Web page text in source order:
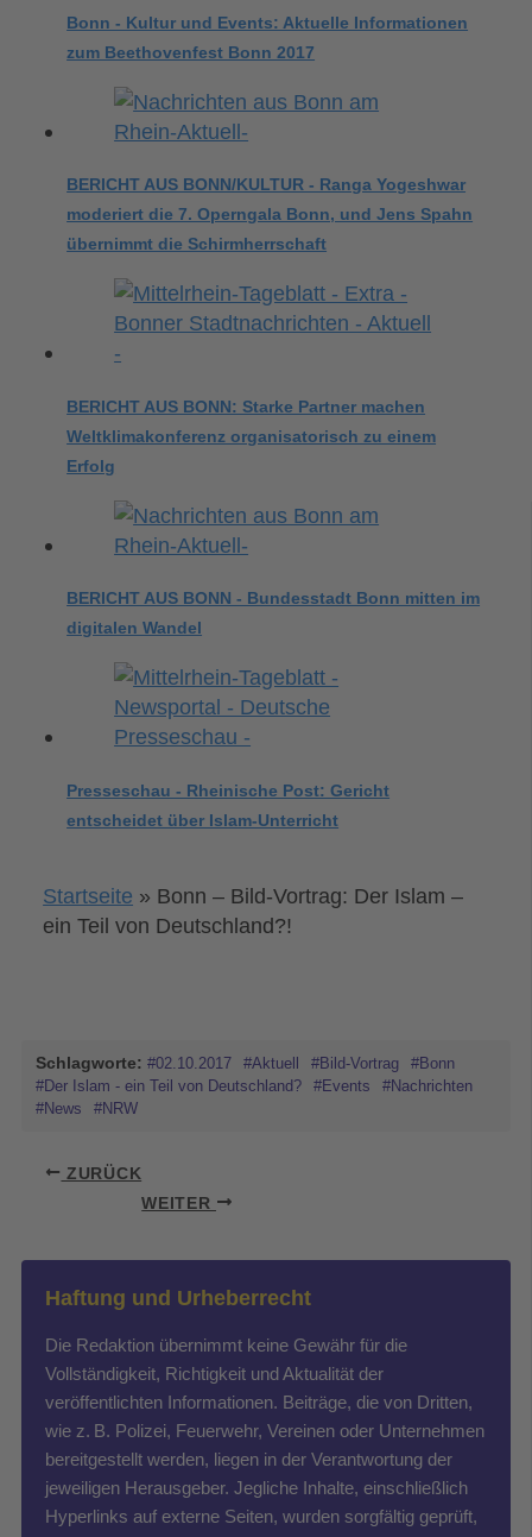
Bonn - Kultur und Events: Aktuelle Informationen
zum Beethovenfest Bonn 2017
BERICHT AUS BONN/KULTUR - Ranga Yogeshwar
moderiert die 7. Operngala Bonn, und Jens Spahn
übernimmt die Schirmherrschaft
BERICHT AUS BONN: Starke Partner machen
Weltklimakonferenz organisatorisch zu einem
Erfolg
BERICHT AUS BONN - Bundesstadt Bonn mitten im
digitalen Wandel
Presseschau - Rheinische Post: Gericht
entscheidet über Islam-Unterricht
Startseite » Bonn – Bild-Vortrag: Der Islam –
ein Teil von Deutschland?!
Schlagworte: #02.10.2017 #Aktuell #Bild-Vortrag
#Bonn
#Der Islam - ein Teil von Deutschland?
#Events
#Nachrichten
#News
#NRW
ZURÜCK
WEITER
Haftung und Urheberrecht
Die Redaktion übernimmt keine Gewähr für die
Vollständigkeit, Richtigkeit und Aktualität der
veröffentlichten Informationen. Beiträge, die von Dritten,
wie z. B. Polizei, Feuerwehr, Vereinen oder Unternehmen
bereitgestellt werden, liegen in der Verantwortung der
jeweiligen Herausgeber. Jegliche Inhalte, einschließlich
Hyperlinks auf externe Seiten, wurden sorgfältig geprüft,